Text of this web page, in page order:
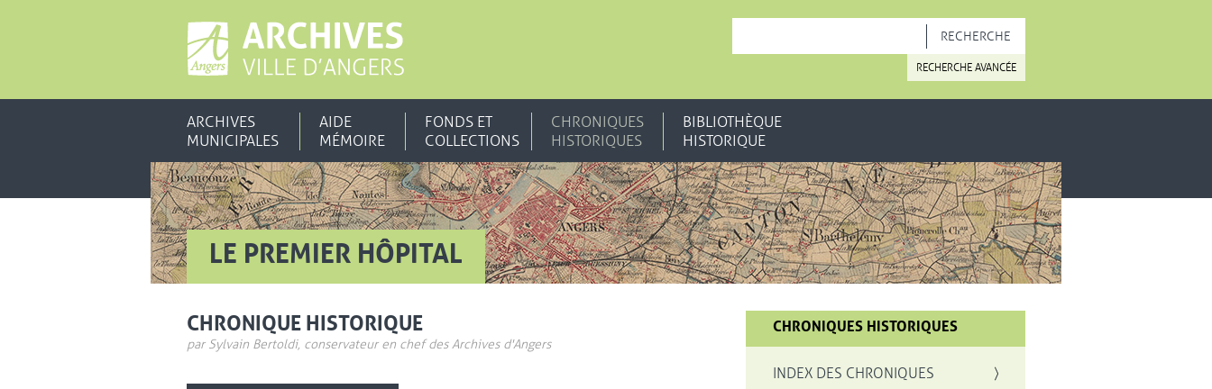
RECHERCHE AVANCÉE
ARCHIVES
MUNICIPALES
AIDE
MÉMOIRE
FONDS ET
COLLECTIONS
CHRONIQUES
HISTORIQUES
BIBLIOTHÈQUE
HISTORIQUE
LE PREMIER HÔPITAL
CHRONIQUE HISTORIQUE
par Sylvain Bertoldi, conservateur en chef des Archives d'Angers
CHRONIQUES HISTORIQUES
INDEX DES CHRONIQUES